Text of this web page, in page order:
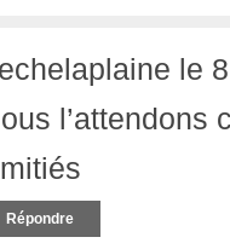
le
l’attendons
Répondre